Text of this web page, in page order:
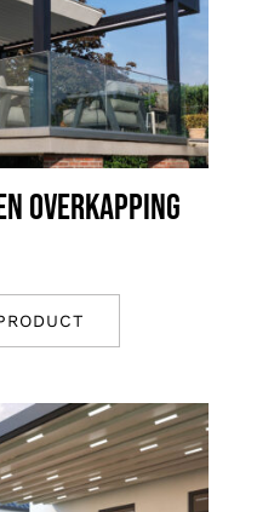
OVERKAPPING